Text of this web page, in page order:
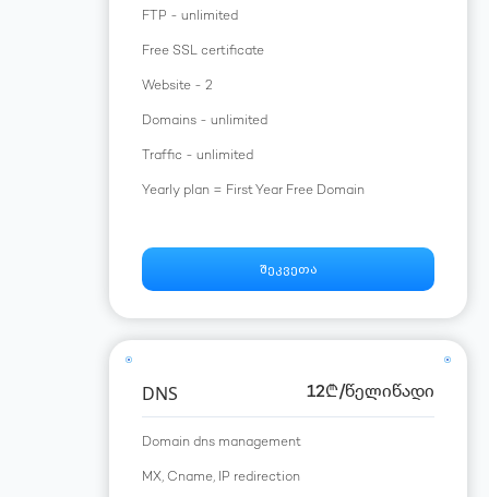
FTP - unlimited
Free SSL certificate
Website - 2
Domains - unlimited
Traffic - unlimited
Yearly plan = First Year Free Domain
შეკვეთა
DNS 12₾/წელიწადი
Domain dns management
MX, Cname, IP redirection